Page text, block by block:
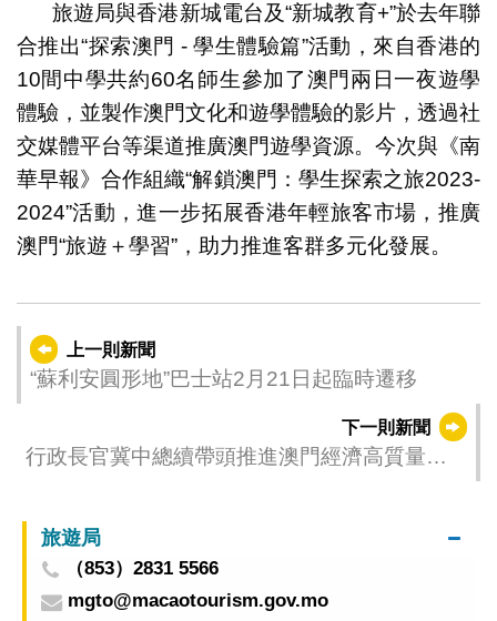
旅遊局與香港新城電台及“新城教育+”於去年聯
合推出“探索澳門 - 學生體驗篇”活動，來自香港的
10間中學共約60名師生參加了澳門兩日一夜遊學
體驗，並製作澳門文化和遊學體驗的影片，透過社
交媒體平台等渠道推廣澳門遊學資源。今次與《南
華早報》合作組織“解鎖澳門：學生探索之旅2023-
2024”活動，進一步拓展香港年輕旅客市場，推廣
澳門“旅遊＋學習”，助力推進客群多元化發展。
上一則新聞
“蘇利安圓形地”巴士站2月21日起臨時遷移
下一則新聞
行政長官冀中總續帶頭推進澳門經濟高質量發
旅遊局
（853）2831 5566
mgto@macaotourism.gov.mo